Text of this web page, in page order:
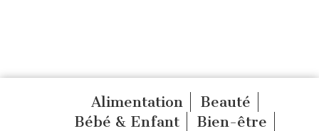
Alimentation
Beauté
Bébé & Enfant
Bien-être